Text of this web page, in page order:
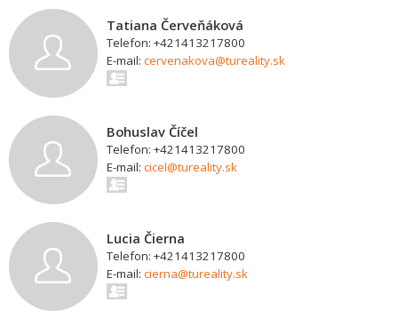
Tatiana Červeňáková
Telefon: +421413217800
E-mail: cervenakova@tureality.sk
Bohuslav Číčel
Telefon: +421413217800
E-mail: cicel@tureality.sk
Lucia Čierna
Telefon: +421413217800
E-mail: cierna@tureality.sk